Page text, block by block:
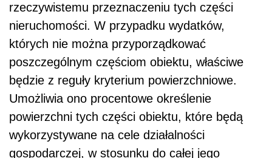
rzeczywistemu przeznaczeniu tych części
nieruchomości. W przypadku wydatków,
których nie można przyporządkować
poszczególnym częściom obiektu, właściwe
będzie z reguły kryterium powierzchniowe.
Umożliwia ono procentowe określenie
powierzchni tych części obiektu, które będą
wykorzystywane na cele działalności
gospodarczej, w stosunku do całej jego